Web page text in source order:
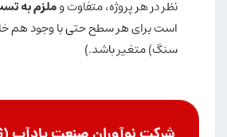
نظر در هر پروژه، متفاوت وملزم به
است برای هر سطح حتی با وجود هم
سنگ) متغیر باشد.)